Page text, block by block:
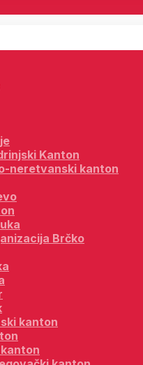
Kanton
neretvanski kanton
Brčko
kanton